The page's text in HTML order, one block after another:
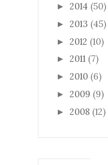
► 2014 (50)
► 2013 (45)
► 2012 (10)
► 2011 (7)
► 2010 (6)
► 2009 (9)
► 2008 (12)